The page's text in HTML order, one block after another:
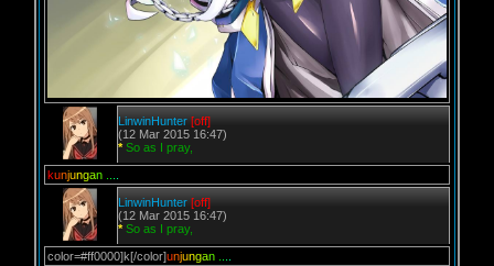
LinwinHunter [off]
(12 Mar 2015 16:47)
* So as I pray,
kunjungan
LinwinHunter [off]
(12 Mar 2015 16:47)
* So as I pray,
color=#ff0000]k[/color]unjungan